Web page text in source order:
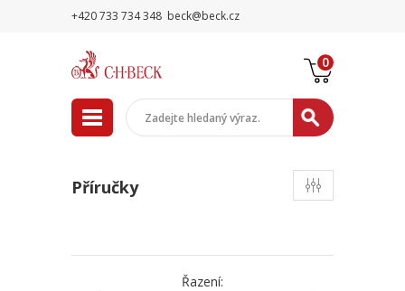
+420 733 734 348 beck@beck.cz
0
Příručky
Řazení: